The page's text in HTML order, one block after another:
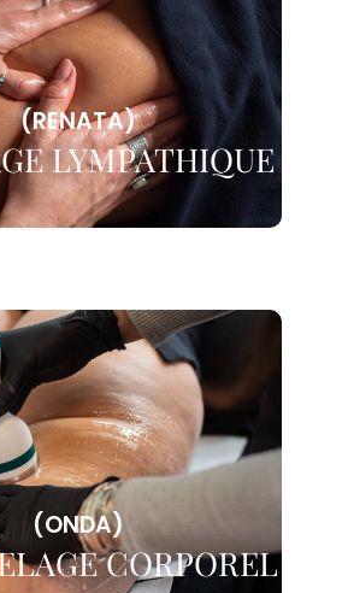
(RENATA)
LYMPATHIQUE
(ONDA)
CORPOREL